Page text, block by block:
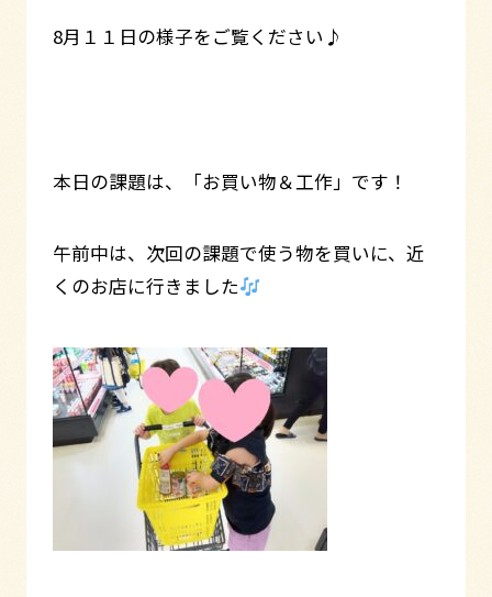
8月１１日の様子をご覧ください♪
本日の課題は、「お買い物＆工作」です！
午前中は、次回の課題で使う物を買いに、近
くのお店に行きました